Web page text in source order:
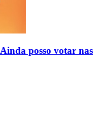
posso votar nas